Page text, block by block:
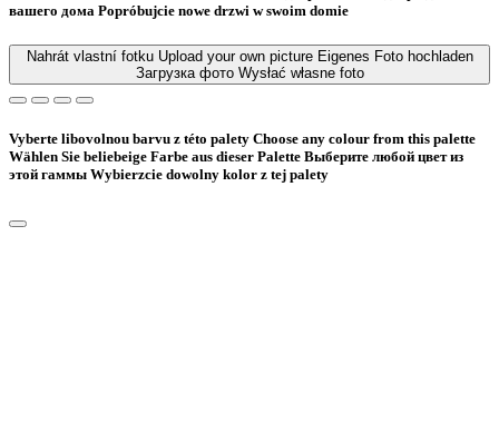
вашего дома Popróbujcie nowe drzwi w swoim domie
Nahrát vlastní fotku Upload your own picture Eigenes Foto hochladen
Загрузка фото Wysłać własne foto
Vyberte libovolnou barvu z této palety Choose any colour from this palette
Wählen Sie beliebeige Farbe aus dieser Palette Bыберите любой цвет из
этой гаммы Wybierzcie dowolny kolor z tej palety